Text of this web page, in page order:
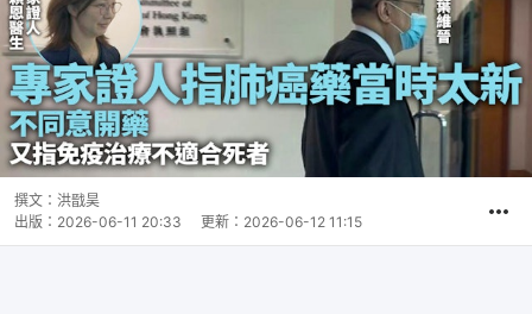
撰文： 洪戩昊
出版： 2026-06-11 20:33 更新： 2026-06-12 11:15